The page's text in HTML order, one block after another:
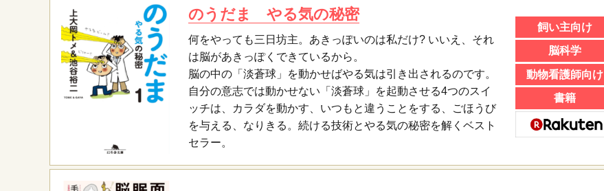
のうだま やる気の秘密
何をやっても三日坊主。あきっぽいのは私だけ? いいえ、それ
は脳があきっぽくできているから。
脳の中の「淡蒼球」を動かせばやる気は引き出されるのです。
自分の意志では動かせない「淡蒼球」を起動させる4つのスイ
ッチは、カラダを動かす、いつもと違うことをする、ごほうび
を与える、なりきる。続ける技術とやる気の秘密を解くベスト
セラー。
飼い主向け
脳科学
動物看護師向け
書籍